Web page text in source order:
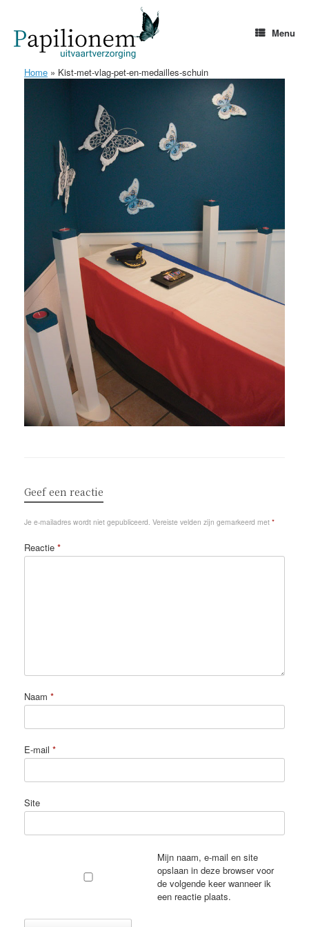
inhoud
Menu
Home » Kist-met-vlag-pet-en-medailles-schuin
Geef een reactie
Je e-mailadres wordt niet gepubliceerd. Vereiste velden zijn gemarkeerd met *
Reactie *
Naam *
E-mail *
Site
Mijn naam, e-mail en site
opslaan in deze browser voor
de volgende keer wanneer ik
een reactie plaats.